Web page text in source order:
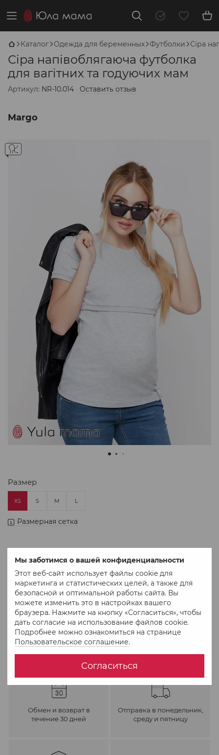
Мы заботимся о вашей конфиденциальности
Этот веб-сайт использует файлы cookie для
маркетинга и статистических целей, а также для
безопасной и оптимальной работы сайта. Вы
можете изменить это в настройках вашего
браузера. Нажмите на кнопку «Согласиться», чтобы
дать согласие на использование файлов cookie.
Подробнее можно ознакомиться на странице
Пользовательское соглашение.
Согласиться
Каталог Одежда для беременных Футболки Сіра
Сіра напівоблягаюча футболка
для вагітних та годуючих мам
Артикул: NR-10.014 Оставить отзыв
Margo
Размер
XS S M L
Размерная сетка
Нет в наличии
750 грн
В избранное К сравнению
Обмен и возврат в
течение 30 дней
Отправка в понедельник,
среду и пятницу